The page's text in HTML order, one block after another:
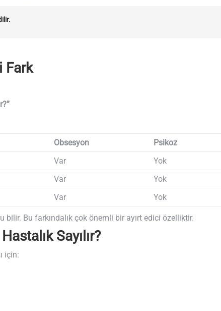
Fark
Obsesyon
Psikoz
Var
Yok
Var
Yok
Var Yok
Bu farkındalık çok önemli bir ayırt edici özelliktir.
Sayılır?
için: